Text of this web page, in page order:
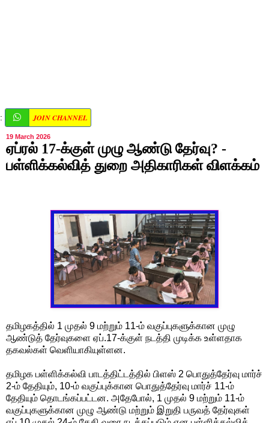
: JOIN CHANNEL
19 March 2026
ஏப்ரல் 17-க்குள் முழு ஆண்டு தேர்வு? -
பள்ளிக்கல்வித் துறை அதிகாரிகள் விளக்கம்
தமிழகத்தில் 1 முதல் 9 மற்றும் 11-ம் வகுப்புகளுக்கான முழு
ஆண்டுத் தேர்வுகளை ஏப்.17-க்குள் நடத்தி முடிக்க உள்ளதாக
தகவல்கள் வெளியாகியுள்ளன.
தமிழக பள்ளிக்கல்வி பாடத்திட்டத்தில் பிளஸ் 2 பொதுத்தேர்வு மார்ச்
2-ம் தேதியும், 10-ம் வகுப்புக்கான பொதுத்தேர்வு மார்ச் 11-ம்
தேதியும் தொடங்கப்பட்டன. அதேபோல், 1 முதல் 9 மற்றும் 11-ம்
வகுப்புகளுக்கான முழு ஆண்டு மற்றும் இறுதி பருவத் தேர்வுகள்